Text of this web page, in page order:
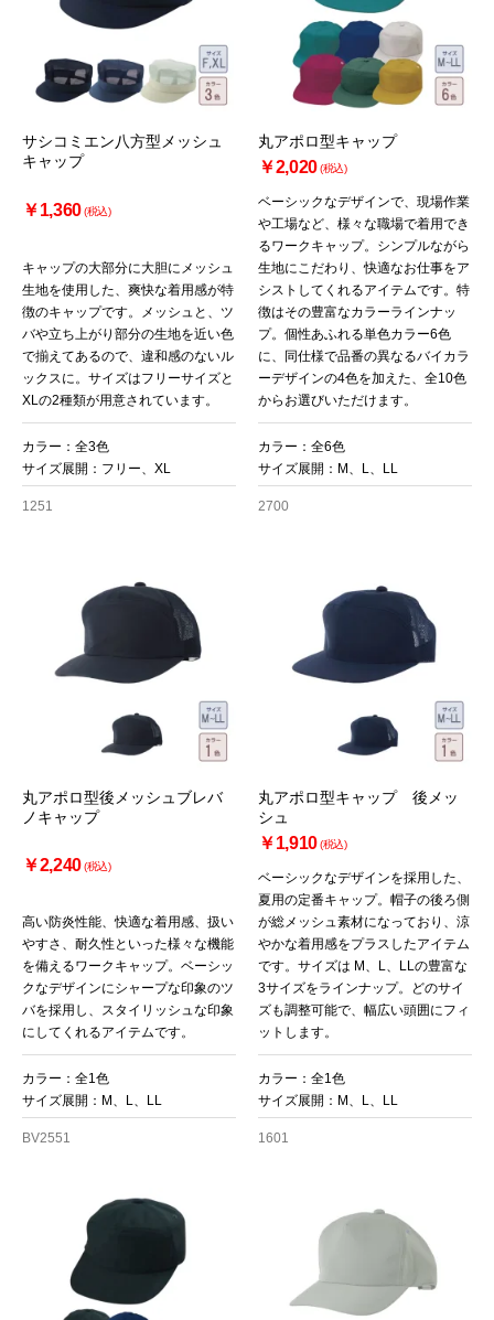
サシコミエン八方型メッシュ
キャップ
￥1,360(税込)
キャップの大部分に大胆にメッシュ
生地を使用した、爽快な着用感が特
徴のキャップです。メッシュと、ツ
バや立ち上がり部分の生地を近い色
で揃えてあるので、違和感のないル
ックスに。サイズはフリーサイズと
XLの2種類が用意されています。
カラー：全3色
サイズ展開：フリー、XL
1251
丸アポロ型キャップ
￥2,020(税込)
ベーシックなデザインで、現場作業
や工場など、様々な職場で着用でき
るワークキャップ。シンプルながら
生地にこだわり、快適なお仕事をア
シストしてくれるアイテムです。特
徴はその豊富なカラーラインナッ
プ。個性あふれる単色カラー6色
に、同仕様で品番の異なるバイカラ
ーデザインの4色を加えた、全10色
からお選びいただけます。
カラー：全6色
サイズ展開：M、L、LL
2700
丸アポロ型後メッシュブレバ
ノキャップ
￥2,240(税込)
高い防炎性能、快適な着用感、扱い
やすさ、耐久性といった様々な機能
を備えるワークキャップ。ベーシッ
クなデザインにシャープな印象のツ
バを採用し、スタイリッシュな印象
にしてくれるアイテムです。
カラー：全1色
サイズ展開：M、L、LL
BV2551
丸アポロ型キャップ 後メッ
シュ
￥1,910(税込)
ベーシックなデザインを採用した、
夏用の定番キャップ。帽子の後ろ側
が総メッシュ素材になっており、涼
やかな着用感をプラスしたアイテム
です。サイズは M、L、LLの豊富な
3サイズをラインナップ。どのサイ
ズも調整可能で、幅広い頭囲にフィ
ットします。
カラー：全1色
サイズ展開：M、L、LL
1601